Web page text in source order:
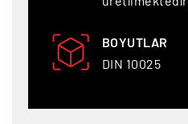
BOYUTLAR
DIN 10025